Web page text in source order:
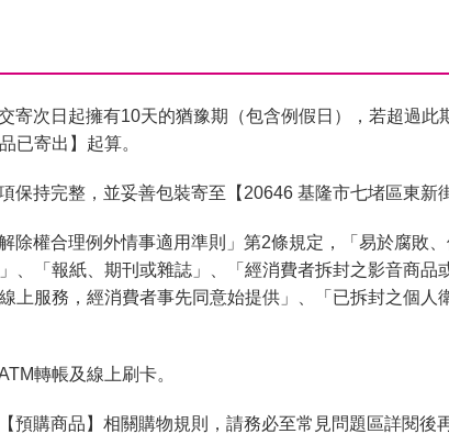
寄次日起擁有10天的猶豫期（包含例假日），若超過此
已寄出】起算。
保持完整，並妥善包裝寄至【20646 基隆市七堵區東新
除權合理例外情事適用準則」第2條規定，「易於腐敗
、「報紙、期刊或雜誌」、「經消費者拆封之影音商品
上服務，經消費者事先同意始提供」、「已拆封之個人
轉帳及線上刷卡。
預購商品】相關購物規則，請務必至常見問題區詳閱後